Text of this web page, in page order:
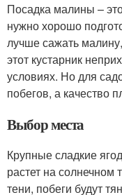
Посадка малины –
нужно хорошо
лучше сажать
этот кустарник
условиях. Но для
побегов, а качество
Выбор места
Крупные сладкие
растет на солнечном
тени, побеги будут